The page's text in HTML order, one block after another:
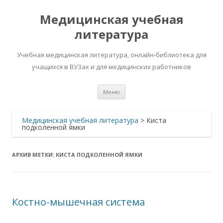
Медицинская учебная
литература
Учебная медицинская литература, онлайн-библиотека для
учащихся в ВУЗах и для медицинских работников
Меню
Медицинская учебная литература > Киста
подколенной ямки
АРХИВ МЕТКИ: КИСТА ПОДКОЛЕННОЙ ЯМКИ
Костно-мышечная система